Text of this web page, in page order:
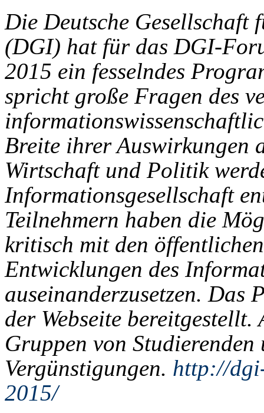
Die Deutsche Gesellschaft
(DGI) hat für das DGI-
2015 ein fesselndes
spricht große Fragen des
Breite ihrer Auswirkungen
Wirtschaft und Politik
Informationsgesellschaft
Teilnehmern haben die
kritisch mit den
Entwicklungen des
auseinanderzusetzen. Das
der Webseite
Gruppen von
Vergünstigungen. http://
2015/